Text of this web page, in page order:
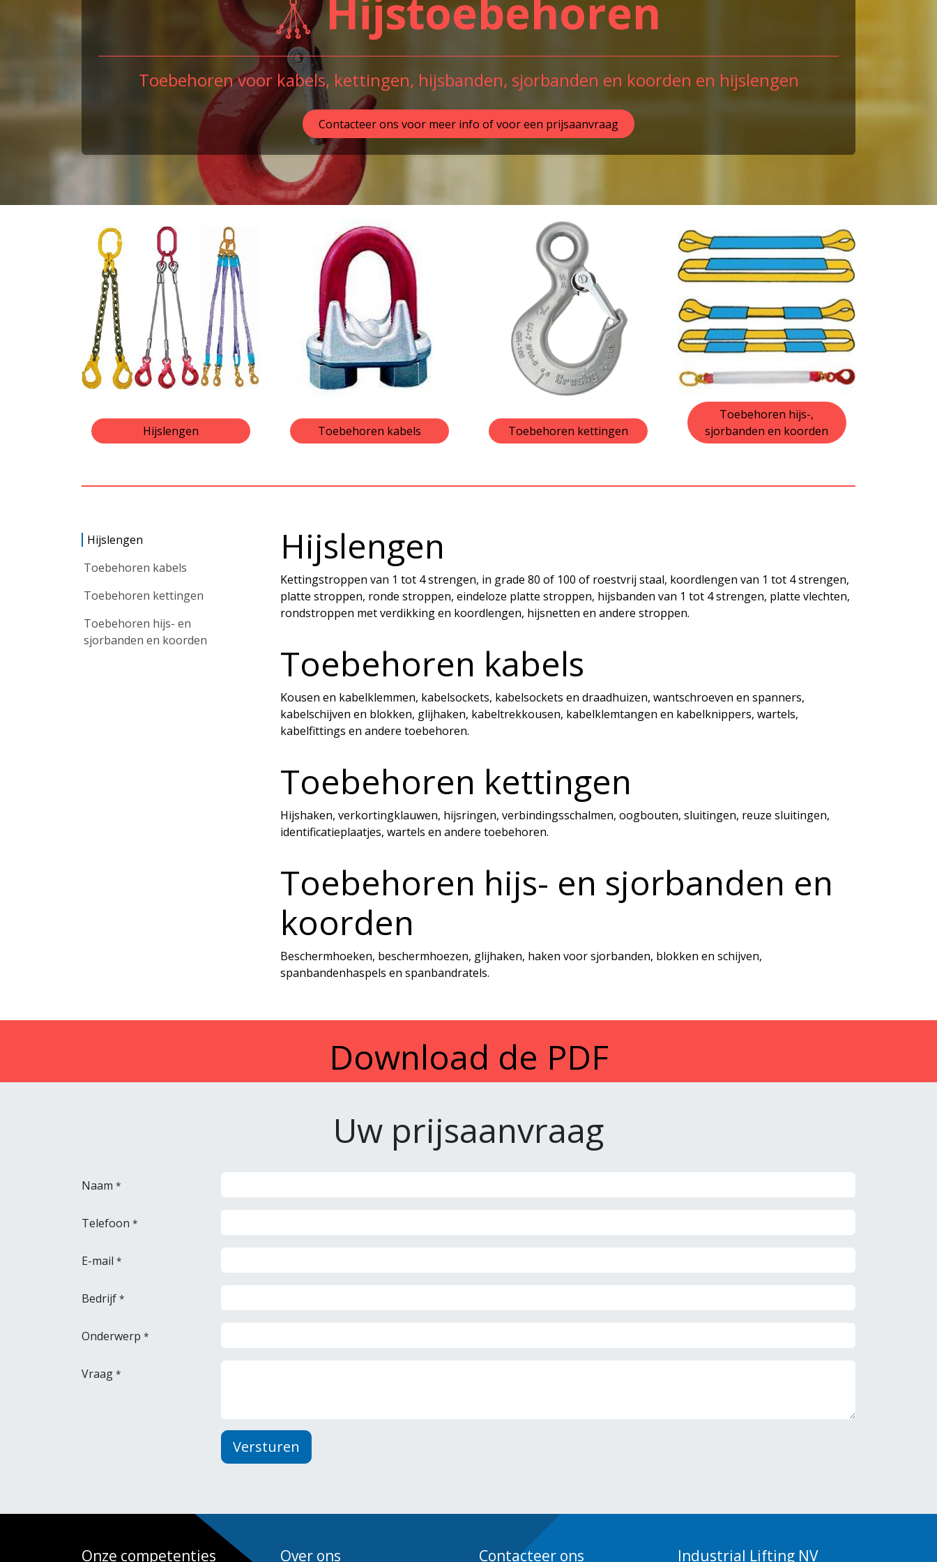
Hijstoebehoren
Toebehoren voor kabels, kettingen, hijsbanden, sjorbanden en koorden en hijslengen
Contacteer ons voor meer info of voor een prijsaanvraag
Hijslengen Toebehoren kabels Toebehoren kettingen
Toebehoren hijs-,
sjorbanden en koorden
Hijslengen
Toebehoren kabels
Toebehoren kettingen
Toebehoren hijs- en
sjorbanden en koorden
Hijslengen
Kettingstroppen van 1 tot 4 strengen, in grade 80 of 100 of roestvrij staal, koordlengen van 1 tot 4 strengen,
platte stroppen, ronde stroppen, eindeloze platte stroppen, hijsbanden van 1 tot 4 strengen, platte vlechten,
rondstroppen met verdikking en koordlengen, hijsnetten en andere stroppen.
Toebehoren kabels
Kousen en kabelklemmen, kabelsockets, kabelsockets en draadhuizen, wantschroeven en spanners,
kabelschijven en blokken, glijhaken, kabeltrekkousen, kabelklemtangen en kabelknippers, wartels,
kabelfittings en andere toebehoren.
Toebehoren kettingen
Hijshaken, verkortingklauwen, hijsringen, verbindingsschalmen, oogbouten, sluitingen, reuze sluitingen,
identificatieplaatjes, wartels en andere toebehoren.
Toebehoren hijs- en sjorbanden en
koorden
Beschermhoeken, beschermhoezen, glijhaken, haken voor sjorbanden, blokken en schijven,
spanbandenhaspels en spanbandratels.
Download de PDF
Uw prijsaanvraag
Naam *
Telefoon *
E-mail *
Bedrijf *
Onderwerp *
Vraag *
Versturen
Onze competenties Over ons Contacteer ons Industrial Lifting NV